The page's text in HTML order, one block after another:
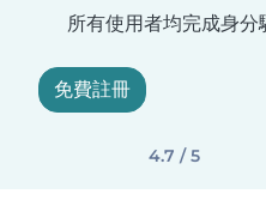
所有使用者均完成身分
免費註冊
4.7 / 5